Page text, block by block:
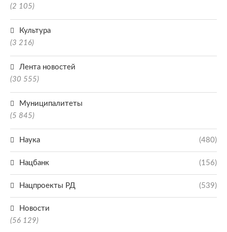
(2 105)
Культура
(3 216)
Лента новостей
(30 555)
Муниципалитеты
(5 845)
Наука (480)
Нацбанк (156)
Нацпроекты РД (539)
Новости
(56 129)